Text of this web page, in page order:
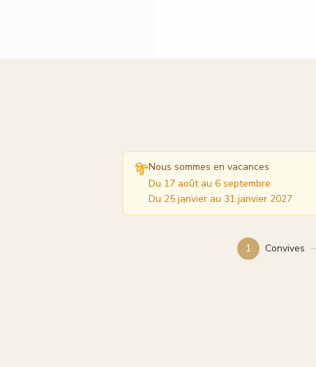
Nous sommes en vacances
Du 17 août au 6 septembre
Du 25 janvier au 31 janvier 2027
1 Convives